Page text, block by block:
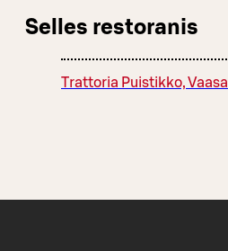
Selles restoranis
Trattoria Puistikko, Vaasa